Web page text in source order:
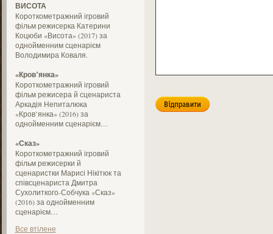
ВИСОТА
Короткометражний ігровий
фільм режисерка Катерини
Коцюби «Висота» (2017) за
однойменним сценарієм
Володимира Коваля.
«Кров’янка»
Короткометражний ігровий
фільм режисера й сценариста
Аркадія Непиталюка
«Кров’янка» (2016) за
однойменним сценарієм…
«Сказ»
Короткометражний ігровий
фільм режисерки й
сценаристки Марисі Нікітюк та
співсценариста Дмитра
Сухолиткого-Собчука «Сказ»
(2016) за однойменним
сценарієм…
Все втілене